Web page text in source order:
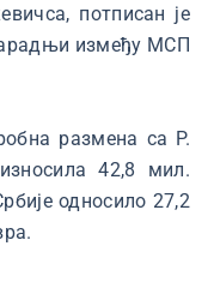
потписан је
између МСП
размена са Р.
42,8 мил.
односило 27,2